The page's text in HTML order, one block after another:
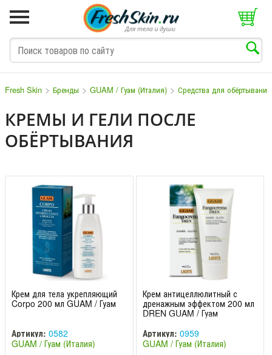
Fresh Skin > Бренды > GUAM / Гуам (Италия) > Средства для обёртываний
КРЕМЫ И ГЕЛИ ПОСЛЕ
ОБЁРТЫВАНИЯ
Крем для тела укрепляющий
Corpo 200 мл GUAM / Гуам
Артикул: 0582
GUAM / Гуам (Италия)
Крем антицеллюлитный с
дренажным эффектом 200 мл
DREN GUAM / Гуам
Артикул: 0959
GUAM / Гуам (Италия)
M N O P Q S